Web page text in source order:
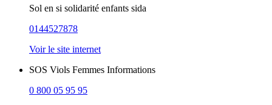
Sol en si solidarité enfants sida
0144527878
Voir le site internet
SOS Viols Femmes Informations
0 800 05 95 95